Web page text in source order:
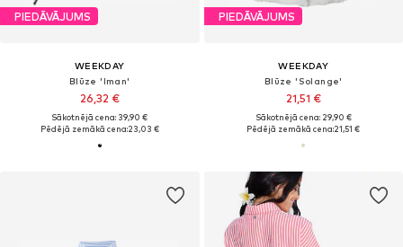
PIEDĀVĀJUMS
WEEKDAY
Blūze 'Iman'
26,32 €
Sākotnējā cena: 39,90 €
Pēdējā zemākā cena:23,03 €
PIEDĀVĀJUMS
WEEKDAY
Blūze 'Solange'
21,51 €
Sākotnējā cena: 29,90 €
Pēdējā zemākā cena:21,51 €